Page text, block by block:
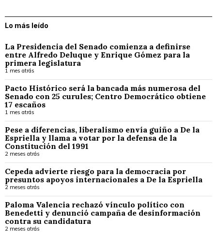
Lo más leído
La Presidencia del Senado comienza a definirse
entre Alfredo Deluque y Enrique Gómez para la
primera legislatura
1 mes atrás
Pacto Histórico será la bancada más numerosa del
Senado con 25 curules; Centro Democrático obtiene
17 escaños
1 mes atrás
Pese a diferencias, liberalismo envía guiño a De la
Espriella y llama a votar por la defensa de la
Constitución del 1991
2 meses atrás
Cepeda advierte riesgo para la democracia por
presuntos apoyos internacionales a De la Espriella
2 meses atrás
Paloma Valencia rechazó vínculo político con
Benedetti y denunció campaña de desinformación
contra su candidatura
2 meses atrás